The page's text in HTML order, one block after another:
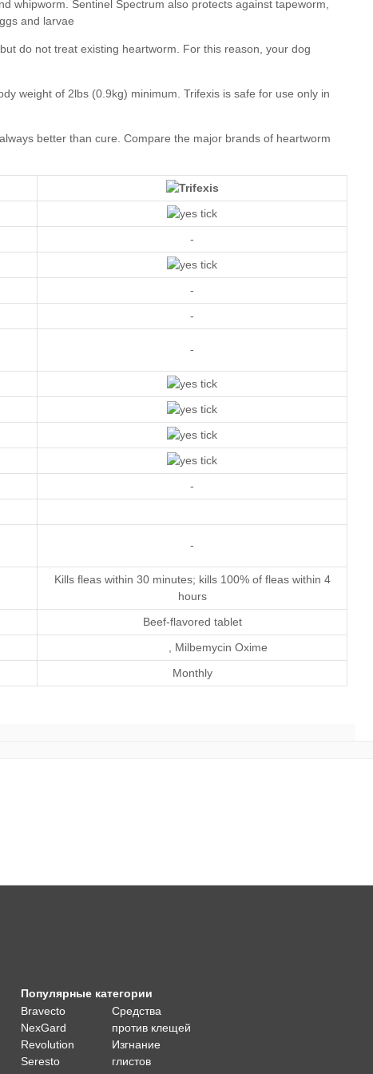
Compare the major brands of heartworm
-
-
-
-
-
-
Kills fleas within 30 minutes; kills 100% of fleas within 4
hours
Beef-flavored tablet
Milbemycin Oxime
Monthly
Популярные категории
Bravecto
NexGard
Revolution
Seresto
Средства
против клещей
Изгнание
глистов